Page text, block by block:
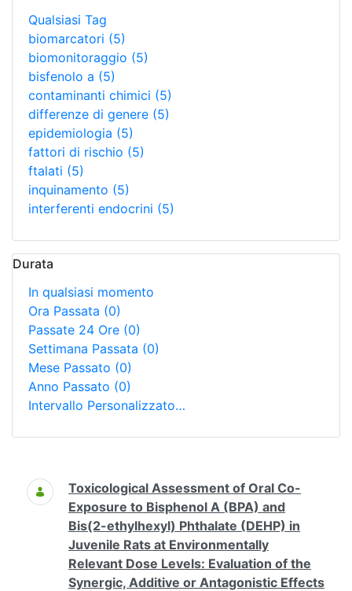
Qualsiasi Tag
biomarcatori (5)
biomonitoraggio (5)
bisfenolo a (5)
contaminanti chimici (5)
differenze di genere (5)
epidemiologia (5)
fattori di rischio (5)
ftalati (5)
inquinamento (5)
interferenti endocrini (5)
Durata
In qualsiasi momento
Ora Passata (0)
Passate 24 Ore (0)
Settimana Passata (0)
Mese Passato (0)
Anno Passato (0)
Intervallo Personalizzato…
Ricerca
Toxicological Assessment of Oral Co-
Exposure to Bisphenol A (BPA) and
Bis(2-ethylhexyl) Phthalate (DEHP) in
Juvenile Rats at Environmentally
Relevant Dose Levels: Evaluation of the
Synergic, Additive or Antagonistic Effects